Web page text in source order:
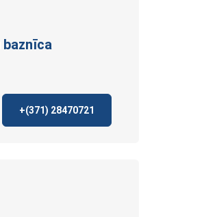
baznīca
+(371) 28470721